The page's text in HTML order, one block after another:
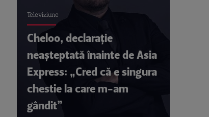
Televiziune
Cheloo, declarație
neașteptată înainte de Asia
Express: „Cred că e singura
chestie la care m-am
gândit”